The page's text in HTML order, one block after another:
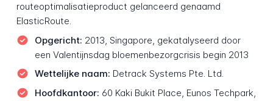
routeoptimalisatieproduct gelanceerd genaamd
ElasticRoute.
Opgericht: 2013, Singapore, gekatalyseerd door
een Valentijnsdag bloemenbezorgcrisis begin 2013
Wettelijke naam: Detrack Systems Pte. Ltd.
Hoofdkantoor: 60 Kaki Bukit Place, Eunos Techpark,